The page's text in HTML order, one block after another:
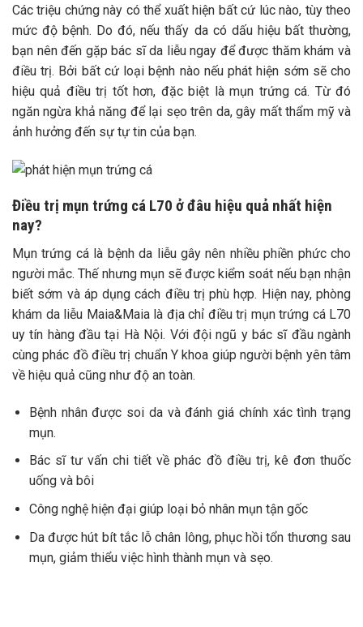
Các triệu chứng này có thể xuất hiện bất cứ lúc nào, tùy theo
mức độ bệnh. Do đó, nếu thấy da có dấu hiệu bất thường,
bạn nên đến gặp bác sĩ da liễu ngay để được thăm khám và
điều trị. Bởi bất cứ loại bệnh nào nếu phát hiện sớm sẽ cho
hiệu quả điều trị tốt hơn, đặc biệt là mụn trứng cá. Từ đó
ngăn ngừa khả năng để lại sẹo trên da, gây mất thẩm mỹ và
ảnh hưởng đến sự tự tin của bạn.
Điều trị mụn trứng cá L70 ở đâu hiệu quả nhất hiện
nay?
Mụn trứng cá là bệnh da liễu gây nên nhiều phiền phức cho
người mắc. Thế nhưng mụn sẽ được kiểm soát nếu bạn nhận
biết sớm và áp dụng cách điều trị phù hợp. Hiện nay, phòng
khám da liễu Maia&Maia là địa chỉ điều trị mụn trứng cá L70
uy tín hàng đầu tại Hà Nội. Với đội ngũ y bác sĩ đầu ngành
cùng phác đồ điều trị chuẩn Y khoa giúp người bệnh yên tâm
về hiệu quả cũng như độ an toàn.
Bệnh nhân được soi da và đánh giá chính xác tình trạng
mụn.
Bác sĩ tư vấn chi tiết về phác đồ điều trị, kê đơn thuốc
uống và bôi
Công nghệ hiện đại giúp loại bỏ nhân mụn tận gốc
Da được hút bít tắc lỗ chân lông, phục hồi tổn thương sau
mụn, giảm thiểu việc hình thành mụn và sẹo.